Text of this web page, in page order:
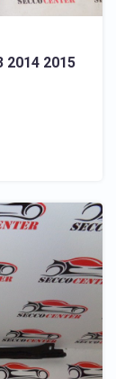
2014 2015